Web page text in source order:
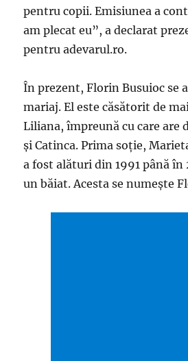
pentru copii. Emisiunea a
am plecat eu”, a declarat
pentru adevarul.ro.
În prezent, Florin Busuioc se
mariaj. El este căsătorit de
Liliana, împreună cu care are
şi Catinca. Prima soție,
a fost alături din 1991 până
un băiat. Acesta se numește